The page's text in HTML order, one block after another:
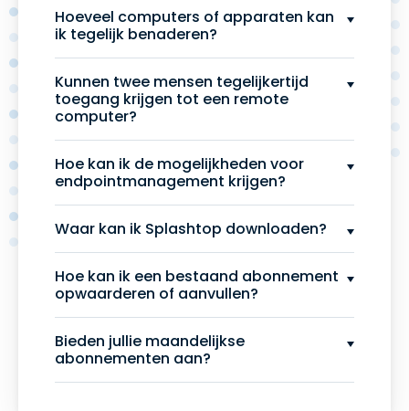
Hoeveel computers of apparaten kan
ik tegelijk benaderen?
Kunnen twee mensen tegelijkertijd
toegang krijgen tot een remote
computer?
Hoe kan ik de mogelijkheden voor
endpointmanagement krijgen?
Waar kan ik Splashtop downloaden?
Hoe kan ik een bestaand abonnement
opwaarderen of aanvullen?
Bieden jullie maandelijkse
abonnementen aan?